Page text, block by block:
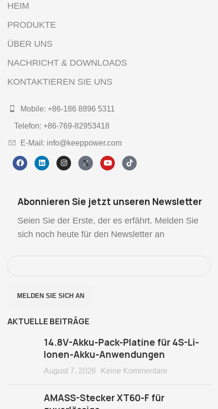
HEIM
PRODUKTE
ÜBER UNS
NACHRICHT & DOWNLOADS
KONTAKTIEREN SIE UNS
Mobile: +86-186 8896 5311
Telefon: +86-769-82953418
E-Mail: info@keeppower.com
Abonnieren Sie jetzt unseren Newsletter
Seien Sie der Erste, der es erfährt. Melden Sie
sich noch heute für den Newsletter an
AKTUELLE BEITRÄGE
14.8V-Akku-Pack-Platine für 4S-Li-
Ionen-Akku-Anwendungen
August 7, 2026 Keine Kommentare
AMASS-Stecker XT60-F für